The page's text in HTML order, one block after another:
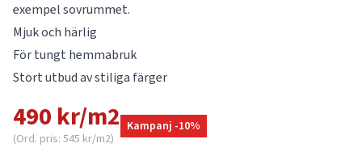
exempel sovrummet.
Mjuk och härlig
För tungt hemmabruk
Stort utbud av stiliga färger
490 kr/m2
(Ord. pris: 545 kr/m2)
Kampanj -10%